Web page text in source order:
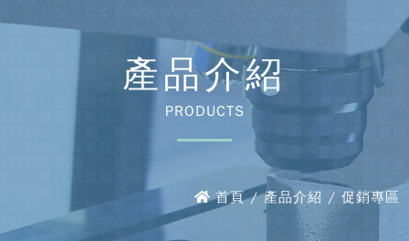
產品介紹
PRODUCTS
首頁 / 產品介紹 / 促銷專區